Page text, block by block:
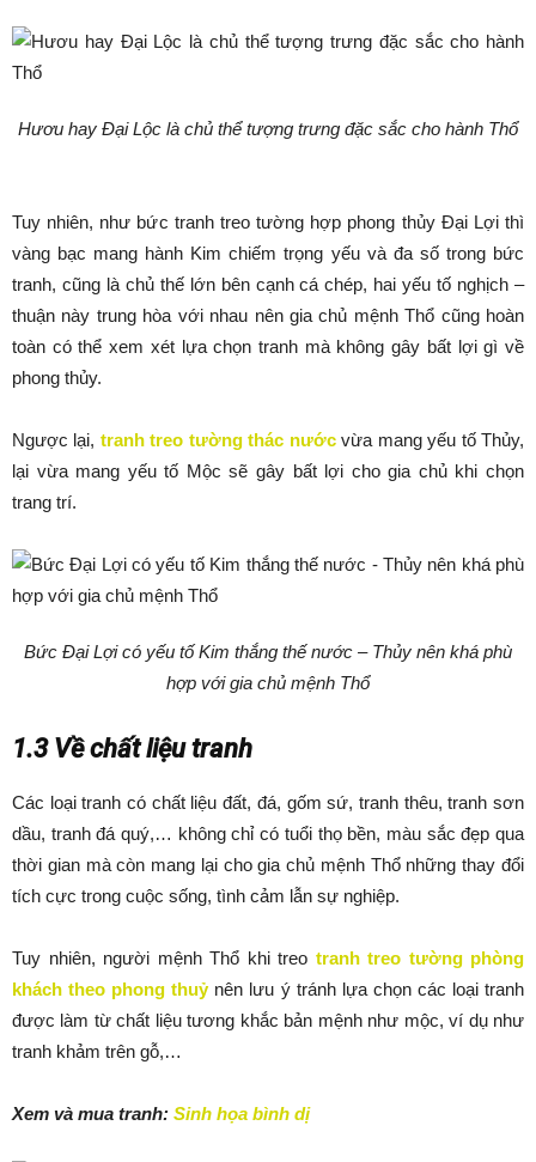
Hươu hay Đại Lộc là chủ thể tượng trưng đặc sắc cho hành Thổ
Tuy nhiên, như bức tranh treo tường hợp phong thủy Đại Lợi thì
vàng bạc mang hành Kim chiếm trọng yếu và đa số trong bức
tranh, cũng là chủ thế lớn bên cạnh cá chép, hai yếu tố nghịch –
thuận này trung hòa với nhau nên gia chủ mệnh Thổ cũng hoàn
toàn có thể xem xét lựa chọn tranh mà không gây bất lợi gì về
phong thủy.
Ngược lại, tranh treo tường thác nướcvừa mang yếu tố Thủy,
lại vừa mang yếu tố Mộc sẽ gây bất lợi cho gia chủ khi chọn
trang trí.
Bức Đại Lợi có yếu tố Kim thắng thế nước – Thủy nên khá phù
hợp với gia chủ mệnh Thổ
1.3 Về chất liệu tranh
Các loại tranh có chất liệu đất, đá, gốm sứ, tranh thêu, tranh sơn
dầu, tranh đá quý,… không chỉ có tuổi thọ bền, màu sắc đẹp qua
thời gian mà còn mang lại cho gia chủ mệnh Thổ những thay đổi
tích cực trong cuộc sống, tình cảm lẫn sự nghiệp.
Tuy nhiên, người mệnh Thổ khi treo tranh treo tường phòng
khách theo phong thuỷnên lưu ý tránh lựa chọn các loại tranh
được làm từ chất liệu tương khắc bản mệnh như mộc, ví dụ như
tranh khảm trên gỗ,…
Xem và mua tranh: Sinh họa bình dị